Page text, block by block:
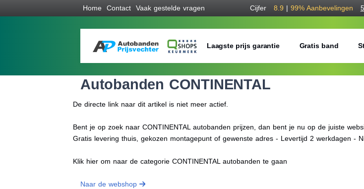
Home Contact Vaak gestelde vragen Cijfer 8.9 | 99% Aanbevelingen
Laagste prijs garantie Gratis band
Autobanden CONTINENTAL
De directe link naar dit artikel is niet meer actief.
Bent je op zoek naar CONTINENTAL autobanden prijzen, dan bent je nu op de juiste
Gratis levering thuis, gekozen montagepunt of gewenste adres - Levertijd 2 werkdagen -
Klik hier om naar de categorie CONTINENTAL autobanden te gaan
Naar de webshop